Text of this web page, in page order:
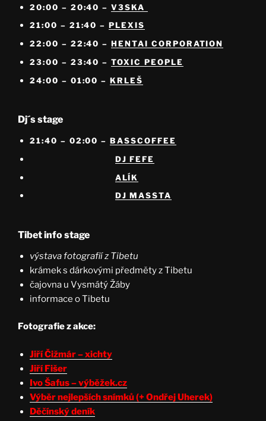
20:00 – 20:40 –V3SKA
21:00 – 21:40 –PLEXIS
22:00 – 22:40 –HENTAI CORPORATION
23:00 – 23:40 –TOXIC PEOPLE
24:00 – 01:00 –KRLEŠ
Dj´s stage
21:40 – 02:00 –BASSCOFFEE
DJ FEFE
ALÍK
DJ MASSTA
Tibet info stage
výstava fotografií z Tibetu
krámek s dárkovými předměty z Tibetu
čajovna u Vysmátý Žáby
informace o Tibetu
Fotografie z akce:
Jiří Čižmár – xichty
Jiří Fišer
Ivo Šafus – výběžek.cz
Výběr nejlepších snímků (+ Ondřej Uherek)
Děčínský deník